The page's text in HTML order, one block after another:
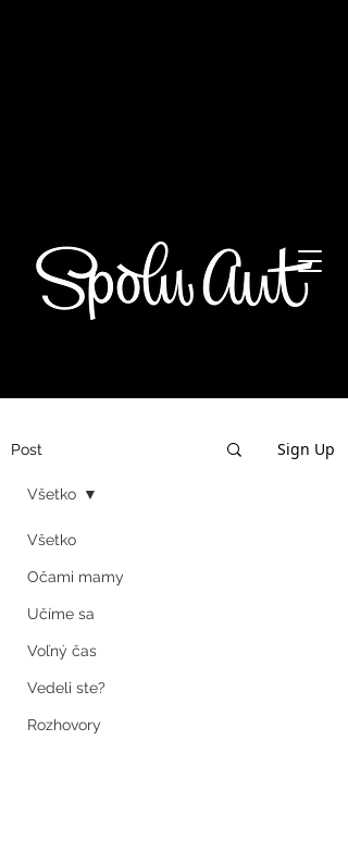
Post Sign Up
Všetko
Očami mamy
Učíme sa
Voľný čas
Vedeli ste?
Rozhovory
Všetko